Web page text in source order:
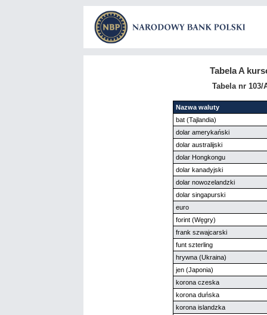
Tabela A
Tabela nr 103/
Nazwa waluty
bat (Tajlandia)
dolar amerykański
dolar australijski
dolar Hongkongu
dolar kanadyjski
dolar nowozelandzki
dolar singapurski
euro
forint (Węgry)
frank szwajcarski
funt szterling
hrywna (Ukraina)
jen (Japonia)
korona czeska
korona duńska
korona islandzka